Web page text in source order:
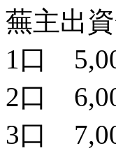
蕪主出
1口
2口
3口